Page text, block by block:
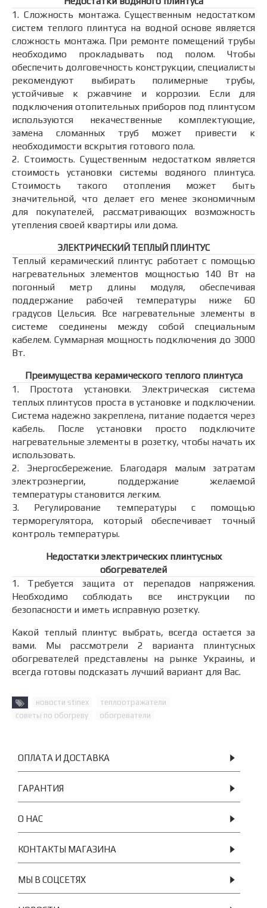
1. Сложность монтажа. Существенным недостатком
систем теплого плинтуса на водной основе является
сложность монтажа. При ремонте помещений трубы
необходимо прокладывать под полом. Чтобы
обеспечить долговечность конструкции, специалисты
рекомендуют выбирать полимерные трубы,
устойчивые к ржавчине и коррозии. Если для
подключения отопительных приборов под плинтусом
используются некачественные комплектующие,
замена сломанных труб может привести к
необходимости вскрытия готового пола.
2. Стоимость. Существенным недостатком является
стоимость установки системы водяного плинтуса.
Стоимость такого отопления может быть
значительной, что делает его менее экономичным
для покупателей, рассматривающих возможность
утепления своей квартиры или дома.
ЭЛЕКТРИЧЕСКИЙ ТЕПЛЫЙ ПЛИНТУС
Теплый керамический плинтус работает с помощью
нагревательных элементов мощностью 140 Вт на
погонный метр длины модуля, обеспечивая
поддержание рабочей температуры ниже 60
градусов Цельсия. Все нагревательные элементы в
системе соединены между собой специальным
кабелем. Суммарная мощность подключения до 3000
Вт.
Преимущества керамического теплого плинтуса
1. Простота установки. Электрическая система
теплых плинтусов проста в установке и подключении.
Система надежно закреплена, питание подается через
кабель. После установки просто подключите
нагревательные элементы в розетку, чтобы начать их
использовать.
2. Энергосбережение. Благодаря малым затратам
электроэнергии, поддержание желаемой
температуры становится легким.
3. Регулирование температуры с помощью
терморегулятора, который обеспечивает точный
контроль температуры.
Недостатки электрических плинтусных
обогревателей
1. Требуется защита от перепадов напряжения.
Необходимо соблюдать все инструкции по
безопасности и иметь исправную розетку.
Какой теплый плинтус выбрать, всегда остается за
вами. Мы рассмотрели 2 варианта плинтусных
обогревателей представлены на рынке Украины, и
всегда готовы подсказать лучший вариант для Вас.
новости stinex
теплоотражатели
советы по обогреву
обогреватели
ОПЛАТА И ДОСТАВКА
ГАРАНТИЯ
О НАС
КОНТАКТЫ МАГАЗИНА
МЫ В СОЦСЕТЯХ